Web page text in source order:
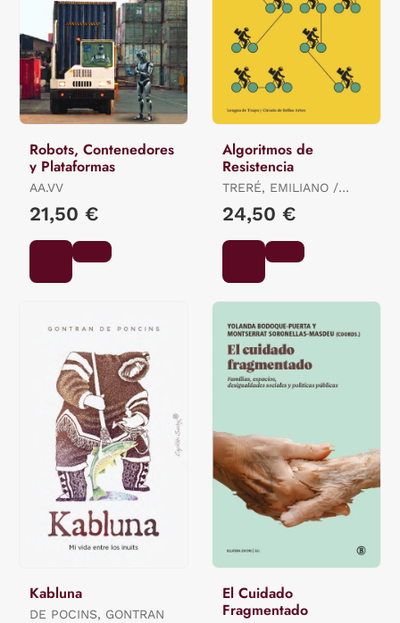
Robots, Contenedores
y Plataformas
AA.VV
21,50 €
Algoritmos de
Resistencia
TRERÉ, EMILIANO /
BONINI, TIZIANO
24,50 €
Kabluna
DE POCINS, GONTRAN
El Cuidado
Fragmentado